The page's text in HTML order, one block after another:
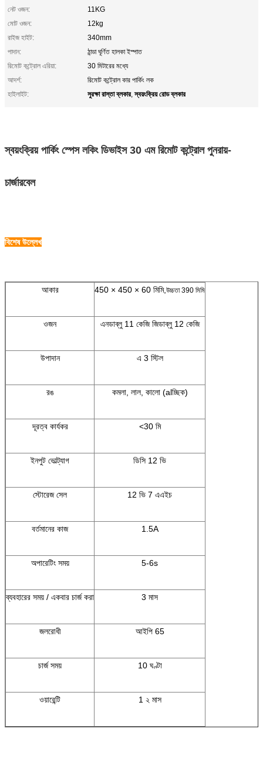
নেট ওজন:
11KG
মোট ওজন:
12kg
রাইজ হাইট:
340mm
পাদান:
ঠান্ডা ঘূর্ণিত হালকা ইস্পাত
রিমোট কন্ট্রোল এরিয়া:
30 মিটারের মধ্যে
আদর্শ:
রিমোট কন্ট্রোল কার পার্কিং লক
হাইলাইট:
সুরক্ষা রাস্তা ব্লকার,স্বয়ংক্রিয় রোড ব্লকার
স্বয়ংক্রিয় পার্কিং স্পেস লকিং ডিভাইস 30 এম রিমোট কন্ট্রোল পুনরায়-
চার্জারবেল
বিশেষ উল্লেখ
আকার 450 × 450 × 60 মিমি, উচ্চতা 390 মিমি
ওজন এনডাব্লু 11 কেজি জিডাব্লু 12 কেজি
উপাদান এ 3 স্টিল
রঙ কমলা, লাল, কালো (alচ্ছিক)
দূরত্ব কার্যকর <30 মি
ইনপুট ভোল্ট্যাগ ডিসি 12 ভি
স্টোরেজ সেল 12 ভি 7 এএইচ
বর্তমানের কাজ 1.5A
অপারেটিং সময় 5-6s
ব্যবহারের সময় / একবার চার্জ করা 3 মাস
জলরোধী আইপি 65
চার্জ সময় 10 ঘণ্টা
ওয়ারেন্টি 1 ২ মাস